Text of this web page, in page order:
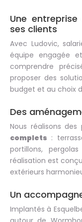
Une
ses clients
Avec Ludovic,
équipe engagée
comprendre
proposer des
budget et au choix
Des
Nous réalisons des
complets :
portillons,
réalisation est
extérieurs
Un
Implantés à